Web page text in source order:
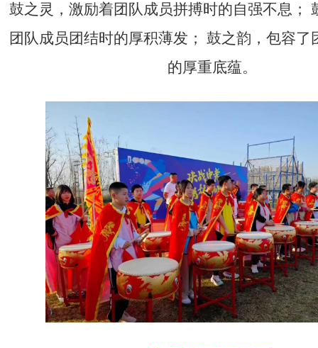
鼓之灵，激励着团队成员拼搏时的自强不息；
团队成员团结时的厚积薄发； 鼓之韵，包容了
的厚重底蕴。